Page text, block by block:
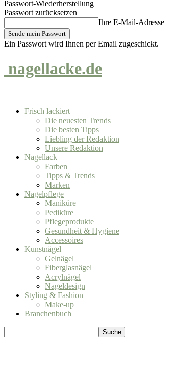
Passwort-Wiederherstellung
Passwort zurücksetzen
Ihre E-Mail-Adresse
Ein Passwort wird Ihnen per Email zugeschickt.
nagellacke.de
Frisch lackiert
Die neuesten Trends
Die besten Tipps
Liebling der Redaktion
Unsere Redaktion
Nagellack
Farben
Tipps & Trends
Marken
Nagelpflege
Maniküre
Pediküre
Pflegeprodukte
Gesundheit & Hygiene
Accessoires
Kunstnägel
Gelnägel
Fiberglasnägel
Acrylnägel
Nageldesign
Styling & Fashion
Make-up
Branchenbuch